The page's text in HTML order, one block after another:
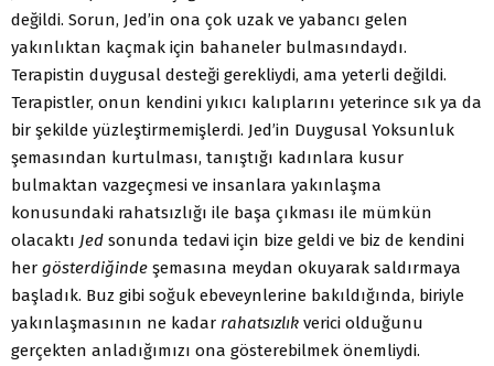
değildi. Sorun, Jed’in ona çok uzak ve yabancı gelen
yakınlıktan kaçmak için bahaneler bulmasındaydı.
Terapistin duygusal desteği gerekliydi, ama yeterli değildi.
Terapistler, onun kendini yıkıcı kalıplarını yeterince sık ya da
bir şekilde yüzleştirmemişlerdi. Jed’in Duygusal Yoksunluk
şemasından kurtulması, tanıştığı kadınlara kusur
bulmaktan vazgeçmesi ve insanlara yakınlaşma
konusundaki rahatsızlığı ile başa çıkması ile mümkün
olacaktı Jed sonunda tedavi için bize geldi ve biz de kendini
her gösterdiğinde şemasına meydan okuyarak saldırmaya
başladık. Buz gibi soğuk ebeveynlerine bakıldığında, biriyle
yakınlaşmasının ne kadar rahatsızlık verici olduğunu
gerçekten anladığımızı ona gösterebilmek önemliydi.